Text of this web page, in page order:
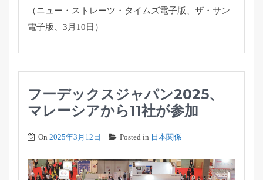
（ニュー・ストレーツ・タイムズ電子版、ザ・サン
電子版、 3月10日）
フーデックスジャパン2025、
マレーシアから11社が参加
On 2025年3月12日 Posted in 日本関係